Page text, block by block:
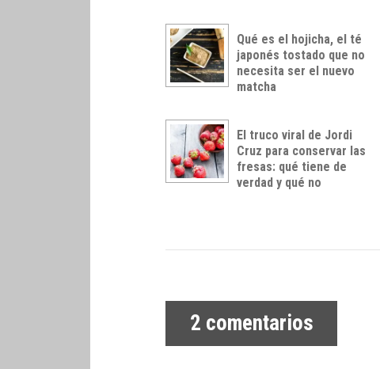
Qué es el hojicha, el té
japonés tostado que no
necesita ser el nuevo
matcha
El truco viral de Jordi
Cruz para conservar las
fresas: qué tiene de
verdad y qué no
2 comentarios